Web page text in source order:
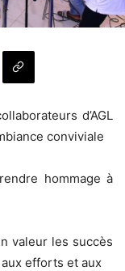
d’AGL
conviviale
hommage à
valeur les succès
efforts et aux